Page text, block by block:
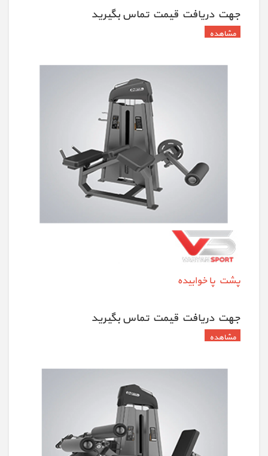
جهت دريافت قيمت تماس بگيريد
پشت پا خوابیده
جهت دريافت قيمت تماس بگيريد